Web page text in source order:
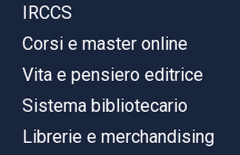
IRCCS
Corsi e master online
Vita e pensiero editrice
Sistema bibliotecario
Librerie e merchandising